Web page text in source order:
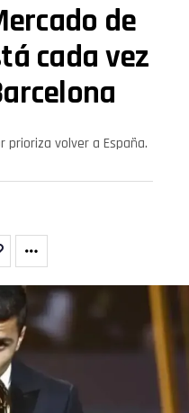
de
cada vez
prioriza volver a España.